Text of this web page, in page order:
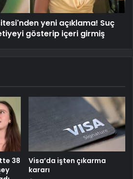
yeni açıklama! Suç
gösterip içeri girmiş
38
Visa’da işten çıkarma
kararı